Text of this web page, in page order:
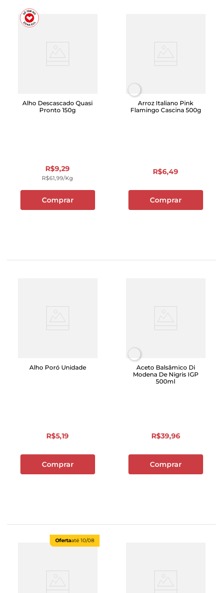
Alho Descascado Quasi
Pronto 150g
R$9,29
R$61,99/kg
Comprar
Arroz Italiano Pink
Flamingo Cascina 500g
R$6,49
Comprar
Alho Poró Unidade
R$5,19
Comprar
Aceto Balsâmico Di
Modena De Nigris IGP
500ml
R$39,96
Comprar
Ofertaaté 10/08